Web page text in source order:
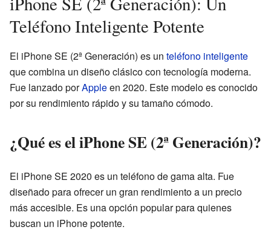
Teléfono Inteligente Potente
El iPhone SE (2ª Generación) es un teléfono inteligente
que combina un diseño clásico con tecnología moderna.
Fue lanzado porAppleen 2020. Este modelo es conocido
por su rendimiento rápido y su tamaño cómodo.
¿Qué es el iPhone SE (2ª Generación)?
El iPhone SE 2020 es un teléfono de gama alta. Fue
diseñado para ofrecer un gran rendimiento a un precio
más accesible. Es una opción popular para quienes
buscan un iPhone potente.